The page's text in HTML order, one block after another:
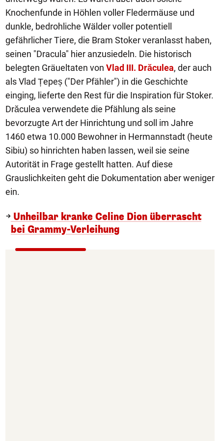
Knochenfunde in Höhlen voller Fledermäuse und
dunkle, bedrohliche Wälder voller potentiell
gefährlicher Tiere, die Bram Stoker veranlasst haben,
seinen "Dracula" hier anzusiedeln. Die historisch
belegten Gräueltaten von Vlad III. Drăculea, der auch
als Vlad Țepeș ("Der Pfähler") in die Geschichte
einging, lieferte den Rest für die Inspiration für Stoker.
Drăculea verwendete die Pfählung als seine
bevorzugte Art der Hinrichtung und soll im Jahre
1460 etwa 10.000 Bewohner in Hermannstadt (heute
Sibiu) so hinrichten haben lassen, weil sie seine
Autorität in Frage gestellt hatten. Auf diese
Grauslichkeiten geht die Dokumentation aber weniger
ein.
Unheilbar kranke Celine Dion überrascht
bei Grammy-Verleihung